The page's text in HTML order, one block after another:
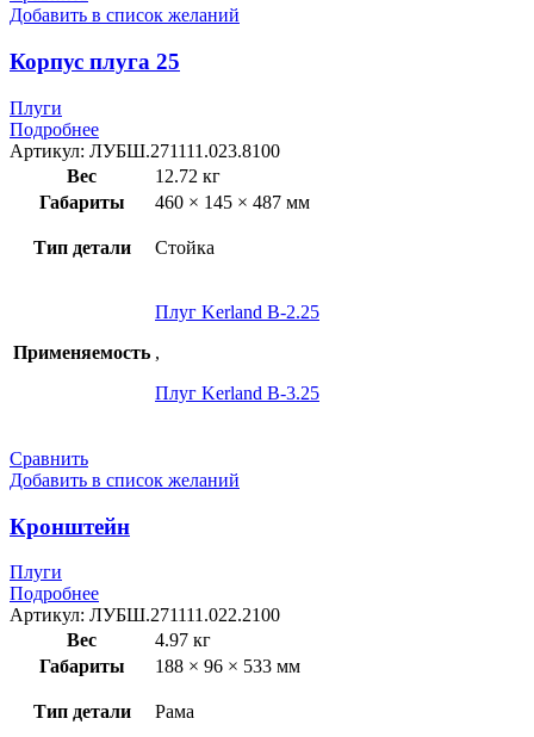
Добавить в список желаний
Корпус плуга 25
Плуги
Подробнее
Артикул: ЛУБШ.271111.023.8100
Вес
12.72 кг
Габариты
460 × 145 × 487 мм
Тип детали Стойка
Применяемость
Плуг Kerland B-2.25
,
Плуг Kerland B-3.25
Сравнить
Добавить в список желаний
Кронштейн
Плуги
Подробнее
Артикул: ЛУБШ.271111.022.2100
Вес
4.97 кг
Габариты
188 × 96 × 533 мм
Тип детали Рама